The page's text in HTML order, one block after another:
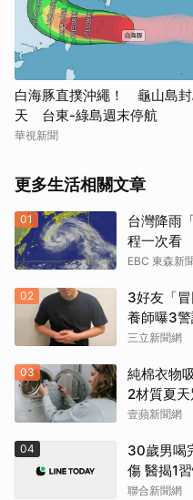
白海豚直撲沖繩！ 龜山島
天 台東-綠島週末停航
華視新聞
更多生活相關文章
01
台灣降雨
程一次看
EBC 東森新
02
3好友「
養師曝3
三立新聞網
03
純棉衣物
2材質夏
壹蘋新聞網
04
30歲男喝
傷 醫揭1
聯合新聞網